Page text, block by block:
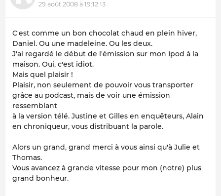
29 août 2008 à 19:12:13
C'est comme un bon chocolat chaud en plein hiver,
Daniel. Ou une madeleine. Ou les deux.
J'ai regardé le début de l'émission sur mon Ipod à la
maison. Oui, c'est idiot.
Mais quel plaisir !
Plaisir, non seulement de pouvoir vous transporter
grâce au podcast, mais de voir une émission
ressemblant
à la version télé. Justine et Gilles en enquêteurs, Alain
en chroniqueur, vous distribuant la parole.
Alors un grand, grand merci à vous ainsi qu'à Julie et
Thomas.
Vous avancez à grande vitesse pour mon (notre) plus
grand bonheur.